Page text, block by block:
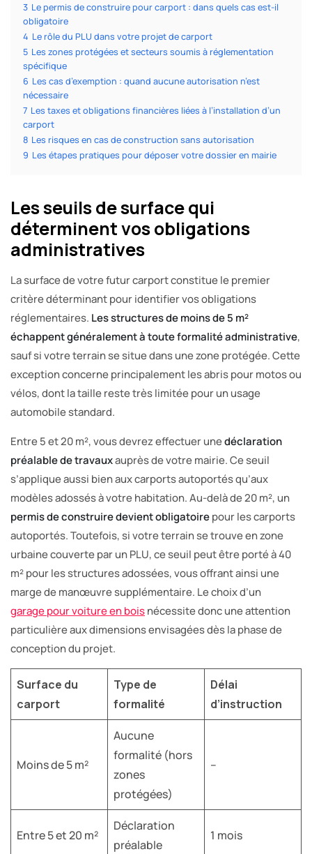
3 Le permis de construire pour carport : dans quels cas est-il
obligatoire
4 Le rôle du PLU dans votre projet de carport
5 Les zones protégées et secteurs soumis à réglementation
spécifique
6 Les cas d’exemption : quand aucune autorisation n’est
nécessaire
7 Les taxes et obligations financières liées à l’installation d’un
carport
8 Les risques en cas de construction sans autorisation
9 Les étapes pratiques pour déposer votre dossier en mairie
Les seuils de surface qui
déterminent vos obligations
administratives
La surface de votre futur carport constitue le premier
critère déterminant pour identifier vos obligations
réglementaires. Les structures de moins de 5 m²
échappent généralement à toute formalité administrative,
sauf si votre terrain se situe dans une zone protégée. Cette
exception concerne principalement les abris pour motos ou
vélos, dont la taille reste très limitée pour un usage
automobile standard.
Entre 5 et 20 m², vous devrez effectuer unedéclaration
préalable de travauxauprès de votre mairie. Ce seuil
s’applique aussi bien aux carports autoportés qu’aux
modèles adossés à votre habitation. Au-delà de 20 m², un
permis de construire devient obligatoirepour les carports
autoportés. Toutefois, si votre terrain se trouve en zone
urbaine couverte par un PLU, ce seuil peut être porté à 40
m² pour les structures adossées, vous offrant ainsi une
marge de manœuvre supplémentaire. Le choix d’un
garage pour voiture en boisnécessite donc une attention
particulière aux dimensions envisagées dès la phase de
conception du projet.
Surface du
carport
Type de
formalité
Délai
d’instruction
Moins de 5 m²
Aucune
formalité (hors
zones
protégées)
–
Entre 5 et 20 m²
Déclaration
préalable
1 mois